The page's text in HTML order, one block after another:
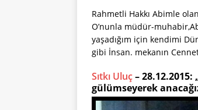
Rahmetli Hakkı Abimle
O’nunla müdür-
yaşadığım için kendimi
gibi İnsan. mekanın
Sıtkı Uluç–
gülümseyerek